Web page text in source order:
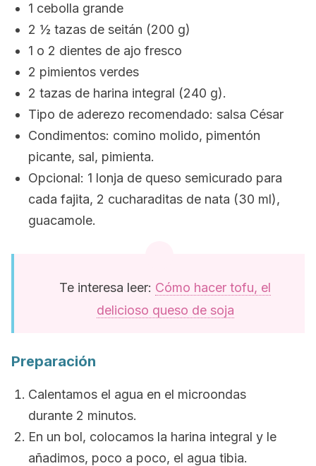
1 cebolla grande
2 ½ tazas de seitán (200 g)
1 o 2 dientes de ajo fresco
2 pimientos verdes
2 tazas de harina integral (240 g).
Tipo de aderezo recomendado: salsa César
Condimentos: comino molido, pimentón
picante, sal, pimienta.
Opcional: 1 lonja de queso semicurado para
cada fajita, 2 cucharaditas de nata (30 ml),
guacamole.
Te interesa leer: Cómo hacer tofu, el
delicioso queso de soja
Preparación
Calentamos el agua en el microondas
durante 2 minutos.
En un bol, colocamos la harina integral y le
añadimos, poco a poco, el agua tibia.